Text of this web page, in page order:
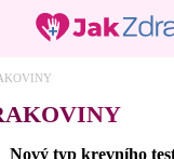
Nový typ krevního